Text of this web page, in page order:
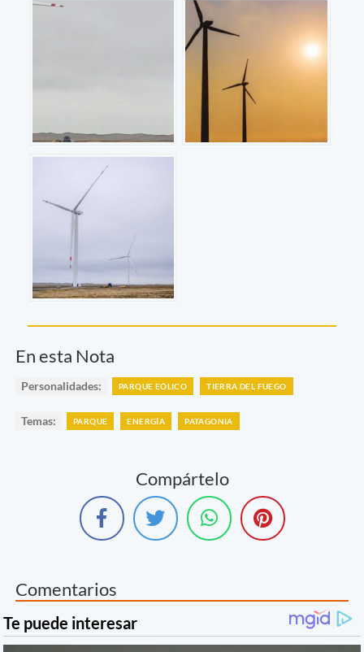
En esta Nota
Personalidades: PARQUE EÓLICO TIERRA DEL FUEGO
Temas: PARQUE ENERGÍA PATAGONIA
Compártelo
Comentarios